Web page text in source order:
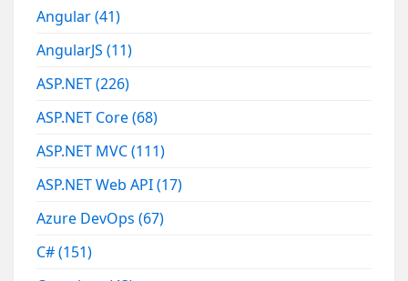
Angular(41)
AngularJS(11)
ASP.NET(226)
ASP.NET Core(68)
ASP.NET MVC(111)
ASP.NET Web API(17)
Azure DevOps(67)
C#(151)